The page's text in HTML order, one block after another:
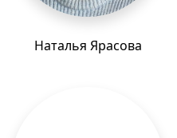
Наталья Ярасова